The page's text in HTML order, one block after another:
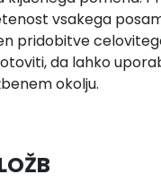
vsakega
pridobitve
da lahko
okolju.